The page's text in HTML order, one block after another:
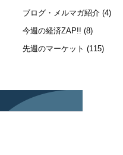
ブログ・メルマガ紹介 (4)
今週の経済ZAP!! (8)
先週のマーケット (115)